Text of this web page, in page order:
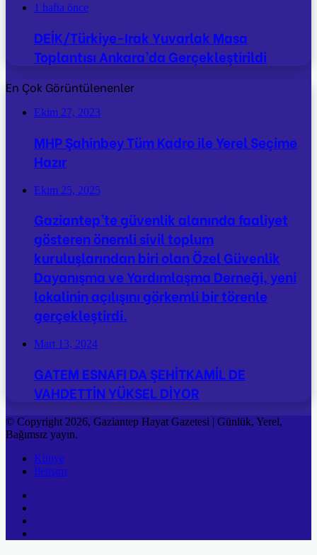
1 hafta önce
DEİK/Türkiye-Irak Yuvarlak Masa
Toplantısı Ankara’da Gerçekleştirildi
En Çok Görüntülenenler
Ekim 27, 2023
MHP Şahinbey Tüm Kadro ile Yerel Seçime
Hazır
Ekim 25, 2025
Gaziantep’te güvenlik alanında faaliyet
gösteren önemli sivil toplum
kuruluşlarından biri olan Özel Güvenlik
Dayanışma ve Yardımlaşma Derneği, yeni
lokalinin açılışını görkemli bir törenle
gerçekleştirdi.
Mart 13, 2024
GATEM ESNAFI DA ŞEHİTKAMİL DE
VAHDETTİN YÜKSEL DİYOR
© Copyright 2026, Gaziantep Hayat Gazetesi | Günlük, Yerel,
Bağımsız yayın.
Künye
İletişim